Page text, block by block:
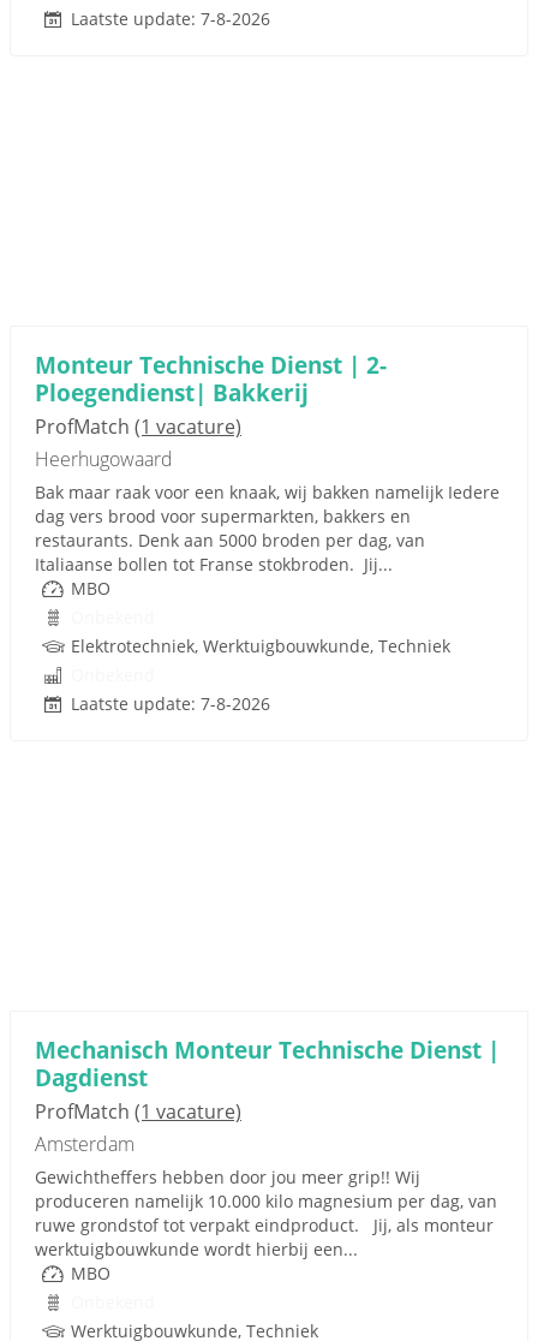
Laatste update: 7-8-2026
Monteur Technische Dienst | 2-
Ploegendienst| Bakkerij
ProfMatch (1 vacature)
Heerhugowaard
Bak maar raak voor een knaak, wij bakken namelijk Iedere
dag vers brood voor supermarkten, bakkers en
restaurants. Denk aan 5000 broden per dag, van
Italiaanse bollen tot Franse stokbroden. Jij...
MBO
Elektrotechniek, Werktuigbouwkunde, Techniek
Laatste update: 7-8-2026
Mechanisch Monteur Technische Dienst |
Dagdienst
ProfMatch (1 vacature)
Amsterdam
Gewichtheffers hebben door jou meer grip!! Wij
produceren namelijk 10.000 kilo magnesium per dag, van
ruwe grondstof tot verpakt eindproduct. Jij, als monteur
werktuigbouwkunde wordt hierbij een...
MBO
Werktuigbouwkunde, Techniek